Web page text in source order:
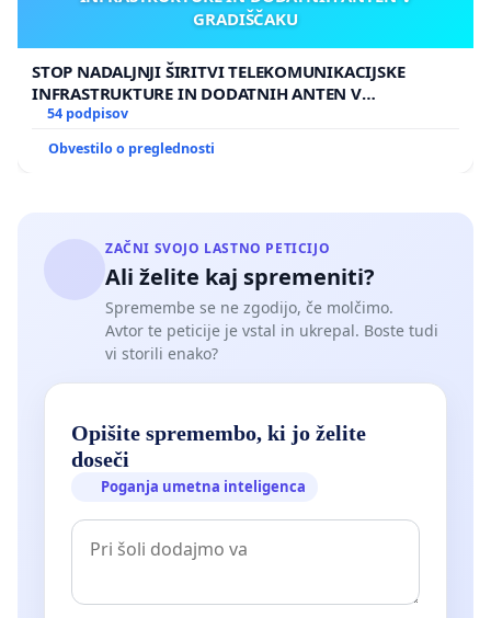
GRADIŠČAKU
STOP NADALJNJI ŠIRITVI TELEKOMUNIKACIJSKE
INFRASTRUKTURE IN DODATNIH ANTEN V
GRADIŠČAKU
54 podpisov
Obvestilo o preglednosti
ZAČNI SVOJO LASTNO PETICIJO
Ali želite kaj spremeniti?
Spremembe se ne zgodijo, če molčimo.
Avtor te peticije je vstal in ukrepal. Boste tudi
vi storili enako?
Opišite spremembo, ki jo želite
doseči
Poganja umetna inteligenca